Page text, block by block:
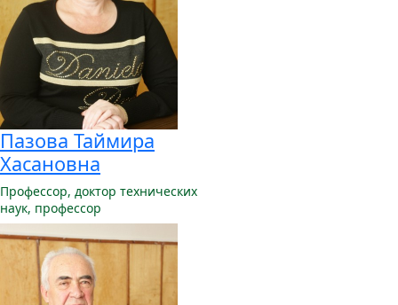
Пазова Таймира
Хасановна
Профессор, доктор технических
наук, профессор